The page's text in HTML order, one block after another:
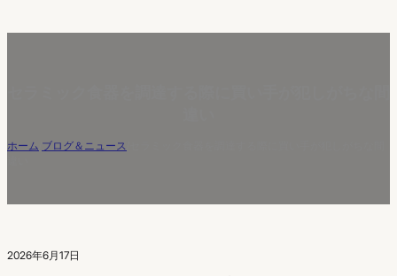
ホーム ブログ＆ニュース
2026年6月17日